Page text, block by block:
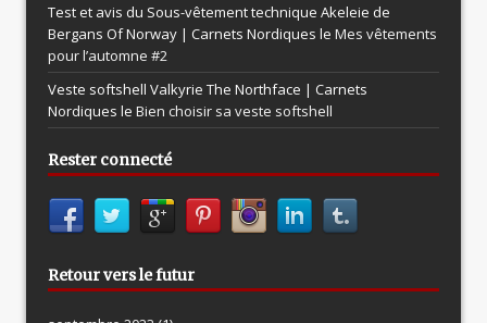
Test et avis du Sous-vêtement technique Akeleie de
Bergans Of Norway | Carnets Nordiques le Mes vêtements
pour l’automne #2
Veste softshell Valkyrie The Northface | Carnets
Nordiques le Bien choisir sa veste softshell
Rester connecté
Retour vers le futur